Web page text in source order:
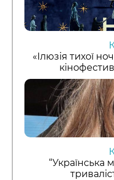
«Ілюзія тихої
“Українська